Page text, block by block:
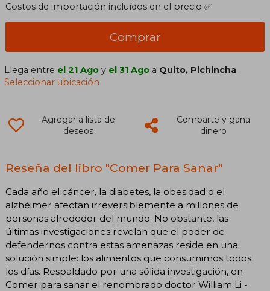
Costos de importación incluídos en el precio ✅
Comprar
Llega entre el 21 Ago y el 31 Ago a Quito, Pichincha.
Seleccionar ubicación
Agregar a lista de
deseos
Comparte y gana
dinero
Reseña del libro "Comer Para Sanar"
Cada año el cáncer, la diabetes, la obesidad o el
alzhéimer afectan irreversiblemente a millones de
personas alrededor del mundo. No obstante, las
últimas investigaciones revelan que el poder de
defendernos contra estas amenazas reside en una
solución simple: los alimentos que consumimos todos
los días. Respaldado por una sólida investigación, en
Comer para sanar el renombrado doctor William Li -